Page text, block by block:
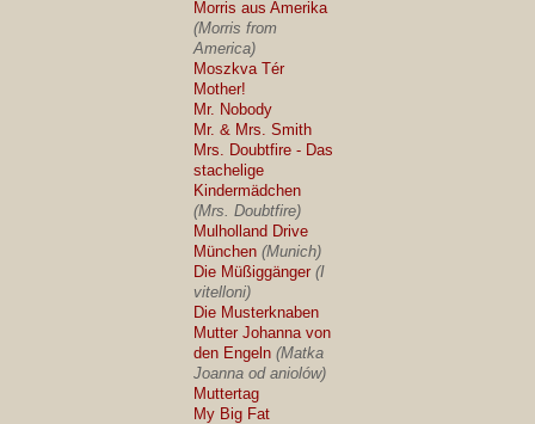
Morris aus Amerika
(Morris from
America)
Moszkva Tér
Mother!
Mr. Nobody
Mr. & Mrs. Smith
Mrs. Doubtfire - Das
stachelige
Kindermädchen
(Mrs. Doubtfire)
Mulholland Drive
München (Munich)
Die Müßiggänger (I
vitelloni)
Die Musterknaben
Mutter Johanna von
den Engeln (Matka
Joanna od aniolów)
Muttertag
My Big Fat